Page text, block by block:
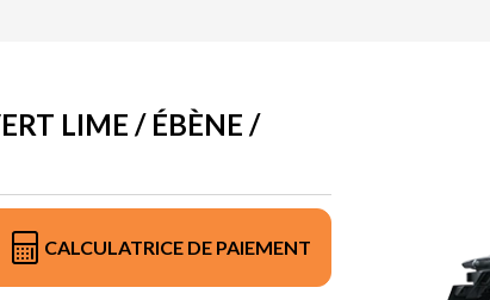
LIME / ÉBÈNE /
CALCULATRICE DE PAIEMENT